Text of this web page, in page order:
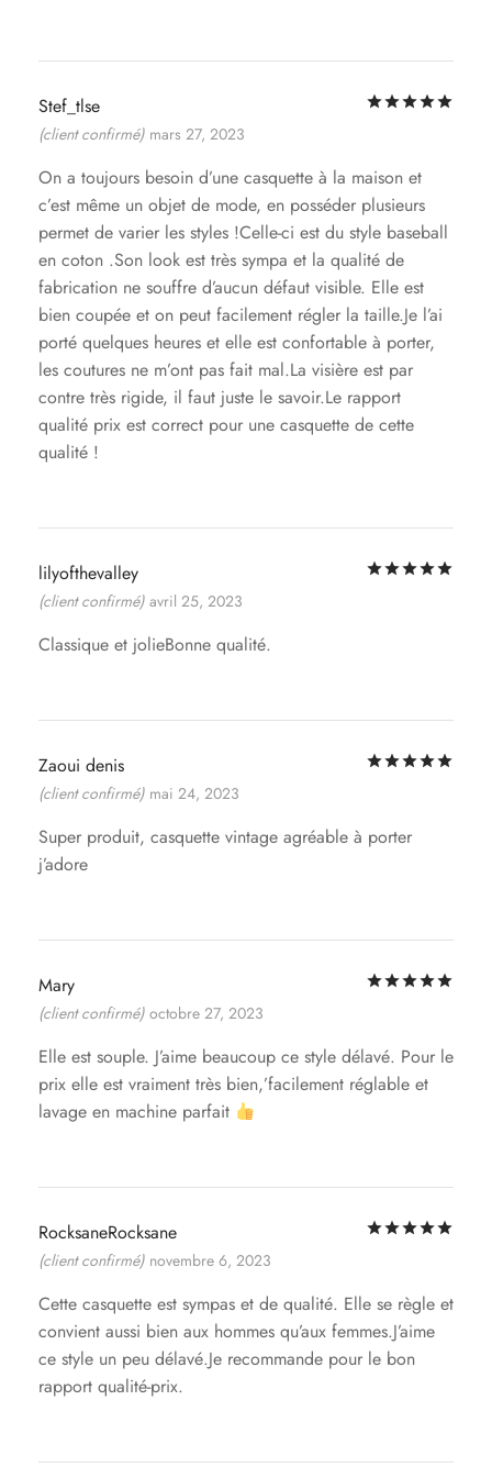
Stef_tlse
(client confirmé) mars 27, 2023
On a toujours besoin d’une casquette à la maison et
c’est même un objet de mode, en posséder plusieurs
permet de varier les styles !Celle-ci est du style baseball
en coton .Son look est très sympa et la qualité de
fabrication ne souffre d’aucun défaut visible. Elle est
bien coupée et on peut facilement régler la taille.Je l’ai
porté quelques heures et elle est confortable à porter,
les coutures ne m’ont pas fait mal.La visière est par
contre très rigide, il faut juste le savoir.Le rapport
qualité prix est correct pour une casquette de cette
qualité !
lilyofthevalley
(client confirmé) avril 25, 2023
Classique et jolieBonne qualité.
Zaoui denis
(client confirmé) mai 24, 2023
Super produit, casquette vintage agréable à porter
j’adore
Mary
(client confirmé) octobre 27, 2023
Elle est souple. J’aime beaucoup ce style délavé. Pour le
prix elle est vraiment très bien,’facilement réglable et
lavage en machine parfait
RocksaneRocksane
(client confirmé) novembre 6, 2023
Cette casquette est sympas et de qualité. Elle se règle et
convient aussi bien aux hommes qu’aux femmes.J’aime
ce style un peu délavé.Je recommande pour le bon
rapport qualité-prix.